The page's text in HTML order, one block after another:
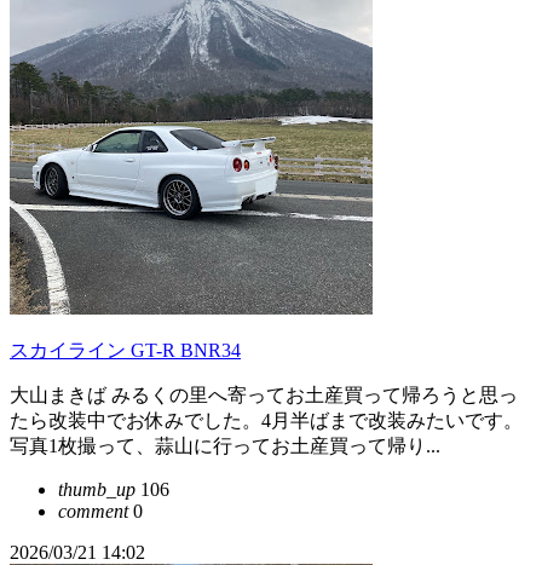
スカイライン GT-R BNR34
大山まきば みるくの里へ寄ってお土産買って帰ろうと思っ
たら改装中でお休みでした。4月半ばまで改装みたいです。
写真1枚撮って、蒜山に行ってお土産買って帰り...
thumb_up 106
comment0
2026/03/21 14:02